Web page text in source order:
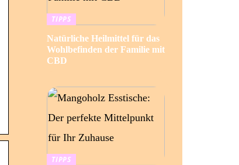
TIPPS
Natürliche Heilmittel für das
Wohlbefinden der Familie mit
CBD
TIPPS